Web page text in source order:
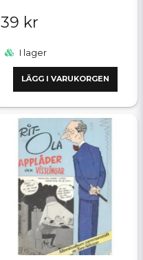
39 kr
I lager
LÄGG I VARUKORGEN